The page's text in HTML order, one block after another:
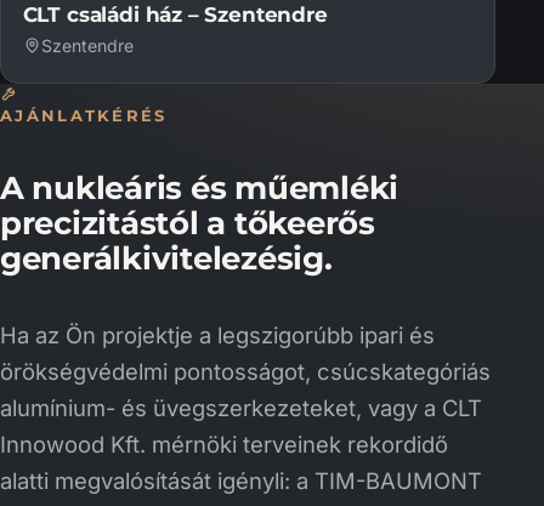
CLT családi ház – Szentendre
Szentendre
AJÁNLATKÉRÉS
A nukleáris és műemléki
precizitástól a tőkeerős
generálkivitelezésig.
Ha az Ön projektje a legszigorúbb ipari és
örökségvédelmi pontosságot, csúcskategóriás
alumínium- és üvegszerkezeteket, vagy a CLT
Innowood Kft. mérnöki terveinek rekordidő
alatti megvalósítását igényli: a TIM-BAUMONT